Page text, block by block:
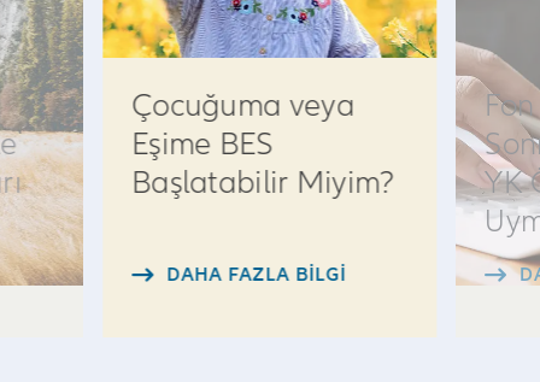
Çocuğuma veya
Eşime BES
Başlatabilir Miyim?
DAHA FAZLA BILGI
YK